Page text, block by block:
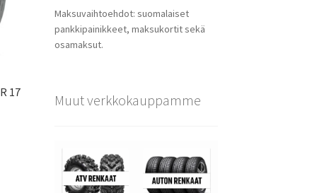
17
Maksuvaihtoehdot: suomalaiset
pankkipainikkeet, maksukortit sekä
osamaksut.
Muut verkkokauppamme